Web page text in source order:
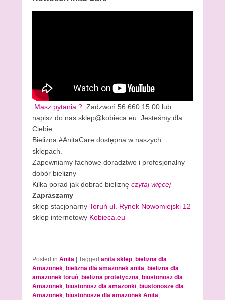
Masz pytania ? Zadzwoń 56 660 15 00 lub
napisz do nas sklep@kobieca.eu Jesteśmy dla
Ciebie.
Bielizna #AnitaCare dostępna w naszych
sklepach.
Zapewniamy fachowe doradztwo i profesjonalny
dobór bielizny
Kilka porad jak dobrać bieliznę czytaj więcej
Zapraszamy
sklep stacjonarny Toruń ul. Rynek Nowomiejski 12
sklep internetowy Kobieca.eu
Posted in Anita Tagged anita sklep, bielizna dla
Amazonek, bielizna dla amazonek anita, bielizna dla
amazonek toruń, bielizna protetyczna, biustonosz dla
Amazonek, biustonosz dla amazonki, biustonosze dla
Amazonek, biustonosze dla amazonek Anita,